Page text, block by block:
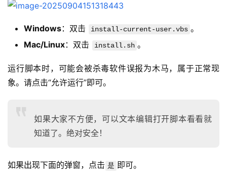
Windows：双击 install-current-user.vbs 。
Mac/Linux：双击 install.sh 。
运行脚本时，可能会被杀毒软件误报为木马，属于正常现
象。请点击“允许运行”即可。
如果大家不方便，可以文本编辑打开脚本看看就
知道了。绝对安全！
如果出现下面的弹窗，点击 是 即可。